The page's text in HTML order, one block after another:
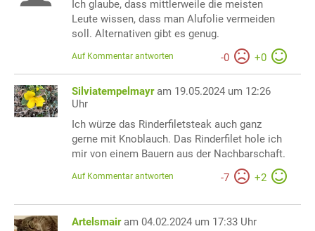
Ich glaube, dass mittlerweile die meisten
Leute wissen, dass man Alufolie vermeiden
soll. Alternativen gibt es genug.
-0 +0
Auf Kommentar antworten
Silviatempelmayr am 19.05.2024 um 12:26
Uhr
Ich würze das Rinderfiletsteak auch ganz
gerne mit Knoblauch. Das Rinderfilet hole ich
mir von einem Bauern aus der Nachbarschaft.
-7 +2
Auf Kommentar antworten
Artelsmair am 04.02.2024 um 17:33 Uhr